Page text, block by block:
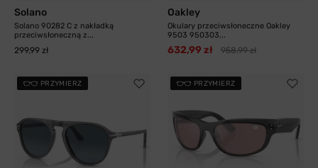
Solano
Solano 90282 C z nakładką
przeciwsłoneczną z...
299,99 zł
Oakley
Okulary przeciwsłoneczne Oakley
9503 950303...
632,99 zł 958,99 zł
PRZYMIERZ PRZYMIERZ